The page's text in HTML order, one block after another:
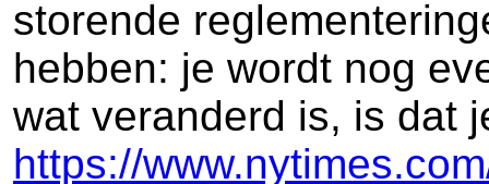
storende
hebben: je wordt nog
wat veranderd is, is dat
https://